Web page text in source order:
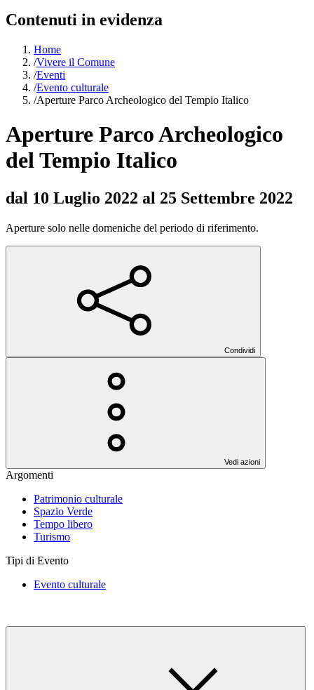
Contenuti in evidenza
Home
/Vivere il Comune
/Eventi
/Evento culturale
/Aperture Parco Archeologico del Tempio Italico
Aperture Parco Archeologico
del Tempio Italico
dal 10 Luglio 2022 al 25 Settembre 2022
Aperture solo nelle domeniche del periodo di riferimento.
Condividi
Vedi azioni
Argomenti
Patrimonio culturale
Spazio Verde
Tempo libero
Turismo
Tipi di Evento
Evento culturale